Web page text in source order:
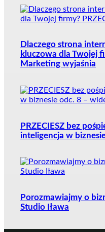
Dlaczego strona
kluczowa dla Twojej
Marketing wyjaśnia
PRZECIESZ bez
inteligencja w
Porozmawiajmy o
Studio Iława